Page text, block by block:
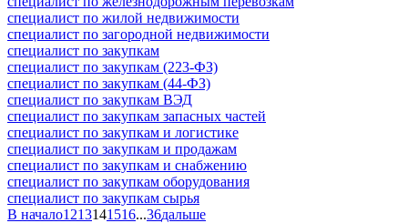
специалист по жилой недвижимости
специалист по загородной недвижимости
специалист по закупкам
специалист по закупкам (223-ФЗ)
специалист по закупкам (44-ФЗ)
специалист по закупкам ВЭД
специалист по закупкам запасных частей
специалист по закупкам и логистике
специалист по закупкам и продажам
специалист по закупкам и снабжению
специалист по закупкам оборудования
специалист по закупкам сырья
В начало1213141516...36дальше